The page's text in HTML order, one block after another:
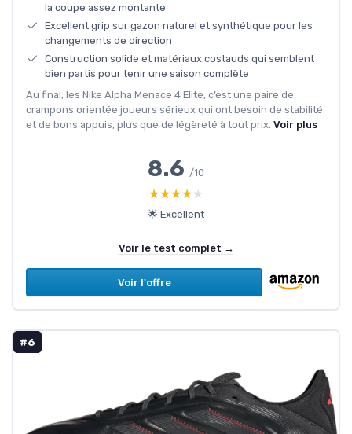
la coupe assez montante
Excellent grip sur gazon naturel et synthétique pour les
changements de direction
Construction solide et matériaux costauds qui semblent
bien partis pour tenir une saison complète
Au final, les Nike Alpha Menace 4 Elite, c’est une paire de
crampons orientée joueurs sérieux qui ont besoin de stabilité
et de bons appuis, plus que de légèreté à tout prix. Voir plus
8.6 /10
★★★★★
★★★★★
🌟 Excellent
Voir le test complet →
Voir l'offre
#6